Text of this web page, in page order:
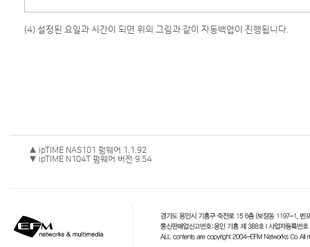
(4) 설정된 요일과 시간이 되면 위의 그림과 같이 자동백업이 진행됩니다.
▲ ipTIME NAS101 펌웨어 1.1.92
▼ ipTIME N104T 펌웨어 버전 9.54